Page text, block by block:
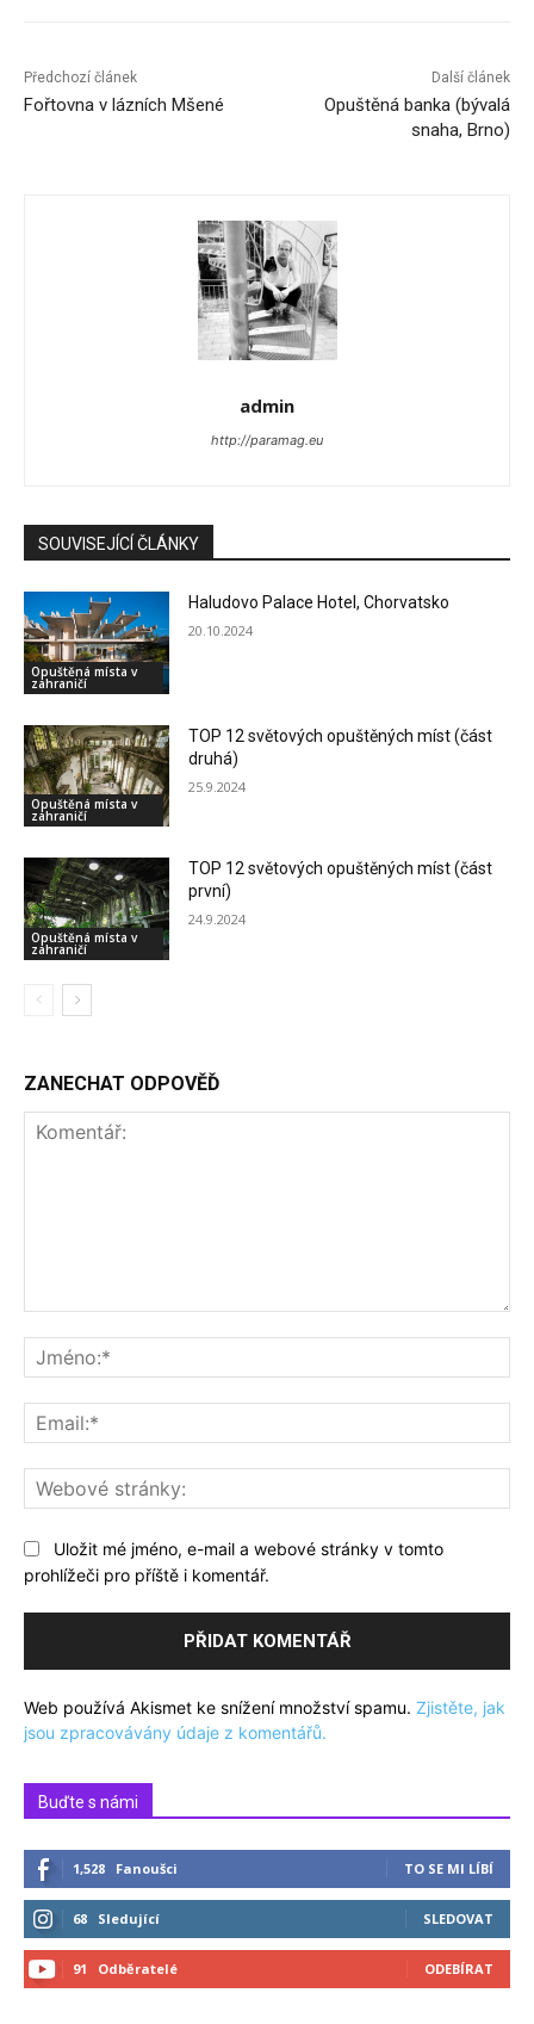
Předchozí článek
Fořtovna v lázních Mšené
Další článek
Opuštěná banka (bývalá
snaha, Brno)
admin
http://paramag.eu
SOUVISEJÍCÍ ČLÁNKY
Opuštěná místa v
zahraničí
Haludovo Palace Hotel, Chorvatsko
20.10.2024
Opuštěná místa v
zahraničí
TOP 12 světových opuštěných míst (část
druhá)
25.9.2024
Opuštěná místa v
zahraničí
TOP 12 světových opuštěných míst (část
první)
24.9.2024
ZANECHAT ODPOVĚĎ
Uložit mé jméno, e-mail a webové stránky v tomto
prohlížeči pro příště i komentář.
Web používá Akismet ke snížení množství spamu. Zjistěte, jak
jsou zpracovávány údaje z komentářů.
Buďte s námi
1,528 Fanoušci TO SE MI LÍBÍ
68 Sledující SLEDOVAT
91 Odběratelé ODEBÍRAT